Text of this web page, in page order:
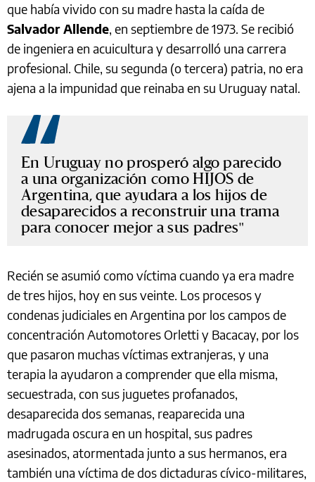
que había vivido con su madre hasta la caída de
Salvador Allende, en septiembre de 1973. Se recibió
de ingeniera en acuicultura y desarrolló una carrera
profesional. Chile, su segunda (o tercera) patria, no era
ajena a la impunidad que reinaba en su Uruguay natal.
En Uruguay no prosperó algo parecido
a una organización como HIJOS de
Argentina, que ayudara a los hijos de
desaparecidos a reconstruir una trama
para conocer mejor a sus padres
Recién se asumió como víctima cuando ya era madre
de tres hijos, hoy en sus veinte. Los procesos y
condenas judiciales en Argentina por los campos de
concentración Automotores Orletti y Bacacay, por los
que pasaron muchas víctimas extranjeras, y una
terapia la ayudaron a comprender que ella misma,
secuestrada, con sus juguetes profanados,
desaparecida dos semanas, reaparecida una
madrugada oscura en un hospital, sus padres
asesinados, atormentada junto a sus hermanos, era
también una víctima de dos dictaduras cívico-militares,